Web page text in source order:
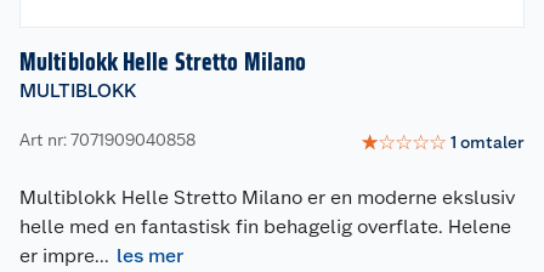
Multiblokk Helle Stretto Milano
MULTIBLOKK
Art nr: 7071909040858 ☆☆☆☆☆ 1 omtaler
Multiblokk Helle Stretto Milano er en moderne ekslusiv
helle med en fantastisk fin behagelig overflate. Helene
er impre... les mer